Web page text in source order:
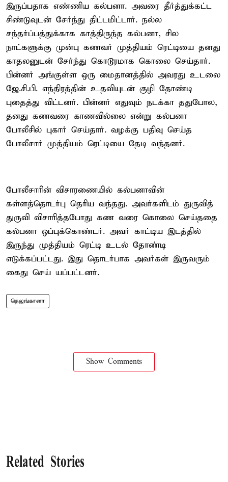
இருப்பதாக எண்ணிய கல்பனா. அவரை தீர்த்துக்கட்ட
சிண்டுவுடன் சேர்ந்து திட்டமிட்டார். நல்ல
சந்தர்ப்பத்துக்காக காத்திருந்த கல்பனா, சில
நாட்களுக்கு முன்பு கணவர் முத்தியம் ரெட்டியை தனது
காதலனுடன் சேர்ந்து கொடூரமாக கொலை செய்தார்.
பின்னர் அங்குள்ள ஒரு மைதானத்தில் அவரது உடலை
ஜே.சி.பி. எந்திரத்தின் உதவியுடன் குழி தோண்டி
புதைத்து விட்டனர். பின்னர் எதுவும் நடக்கா ததுபோல,
தனது கணவரை காணவில்லை என்று கல்பனா
போலீசில் புகார் செய்தார். வழக்கு பதிவு செய்த
போலீசார் முத்தியம் ரெட்டியை தேடி வந்தனர்.
போலீசாரின் விசாரணையில் கல்பனாவின்
கள்ளத்தொடர்பு தெரிய வந்தது. அவர்களிடம் துருவித்
துருவி விசாரித்தபோது கண வரை கொலை செய்ததை
கல்பனா ஒப்புக்கொண்டர். அவர் காட்டிய இடத்தில்
இருந்து முத்தியம் ரெட்டி உடல் தோண்டி
எடுக்கப்பட்டது. இது தொடர்பாக அவர்கள் இருவரும்
கைது செய் யப்பட்டனர்.
தெலுங்கானா
Show Comments
Related Stories